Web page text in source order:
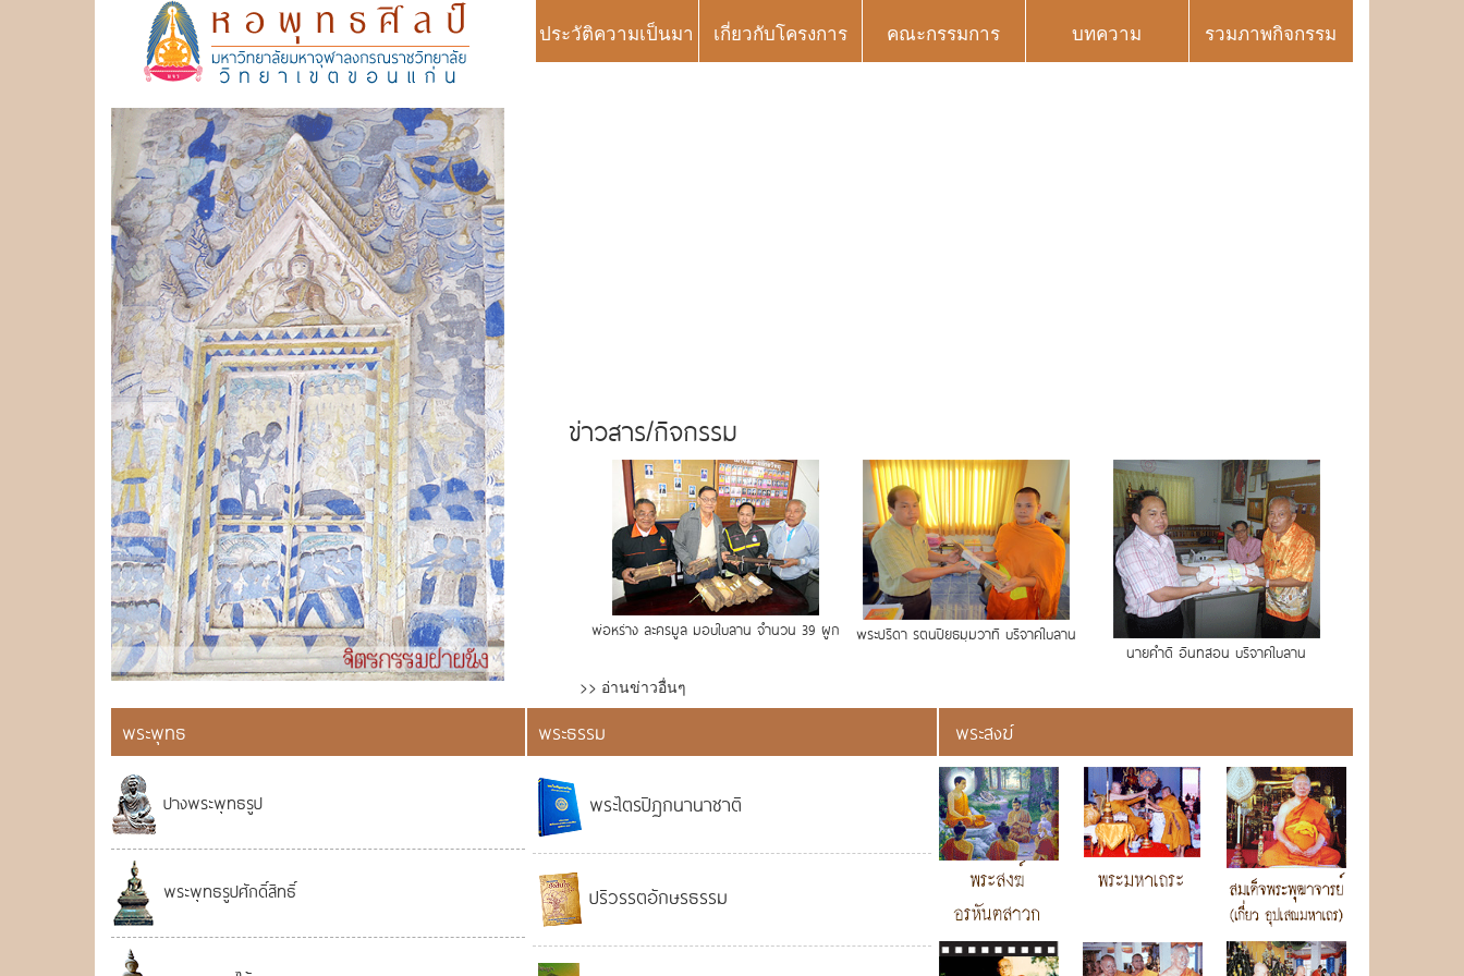
ประวัติความเป็นมา เกี่ยวกับโครงการ คณะกรรมการ บทความ รวมภาพกิจกรรม
ข่าวสาร/กิจกรรม
พ่อหร่าง ละครมูล มอบใบลาน จำนวน 39 ผูก
พระปรีดา รตนปิยธมฺมวาที บริจาคใบลาน
นายคำดี อินทสอน บริจาคใบลาน
>> อ่านข่าวอื่นๆ
พระพุทธ
ปางพระพุทธรูป
พระพุทธรูปศักดิ์สิทธิ์
พระธรรม
พระไตรปิฏกนานาชาติ
ปริวรรตอักษรธรรม
พระสงฆ์